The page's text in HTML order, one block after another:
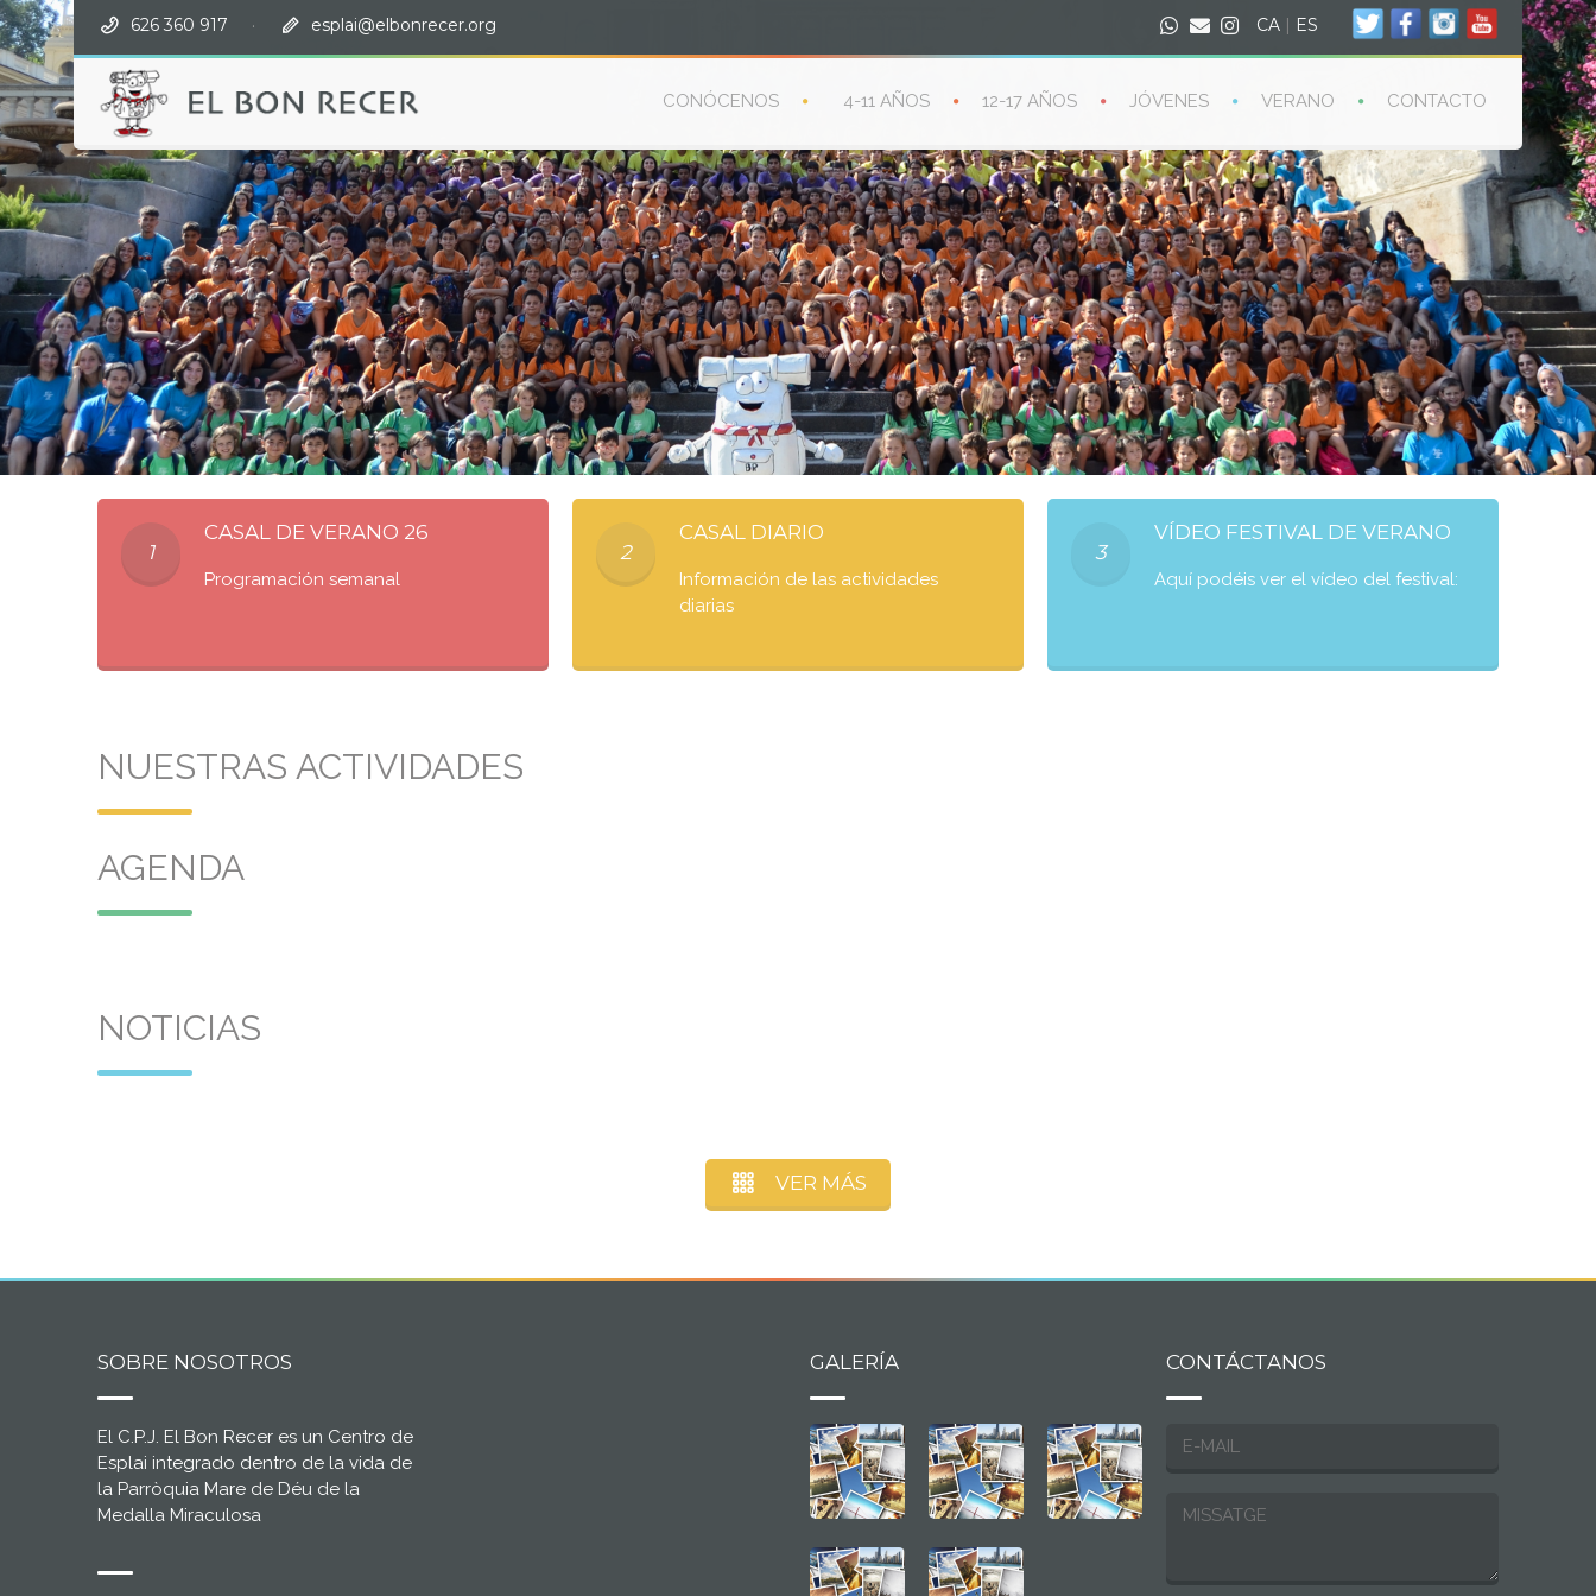
626 360 917 · esplai@elbonrecer.org CA | ES
CONÓCENOS 4-11 AÑOS 12-17 AÑOS JÓVENES VERANO CONTACTO
1
CASAL DE VERANO 26
Programación semanal
2
CASAL DIARIO
Información de las actividades
diarias
3
VÍDEO FESTIVAL DE VERANO
Aquí podéis ver el vídeo del festival:
NUESTRAS ACTIVIDADES
AGENDA
NOTICIAS
VER MÁS
SOBRE NOSOTROS
El C.P.J. El Bon Recer es un Centro de
Esplai integrado dentro de la vida de
la Parròquia Mare de Déu de la
Medalla Miraculosa
GALERÍA CONTÁCTANOS